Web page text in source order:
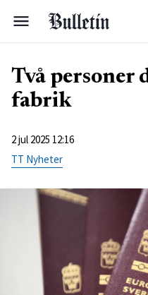
Två personer
fabrik
2 jul 2025 12:16
TT Nyheter